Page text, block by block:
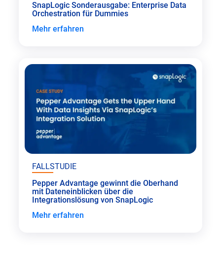
SnapLogic Sonderausgabe: Enterprise Data
Orchestration für Dummies
Mehr erfahren
FALLSTUDIE
Pepper Advantage gewinnt die Oberhand
mit Dateneinblicken über die
Integrationslösung von SnapLogic
Mehr erfahren